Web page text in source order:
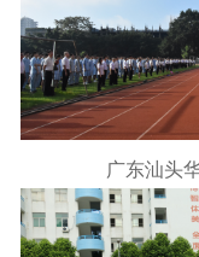
广东汕头